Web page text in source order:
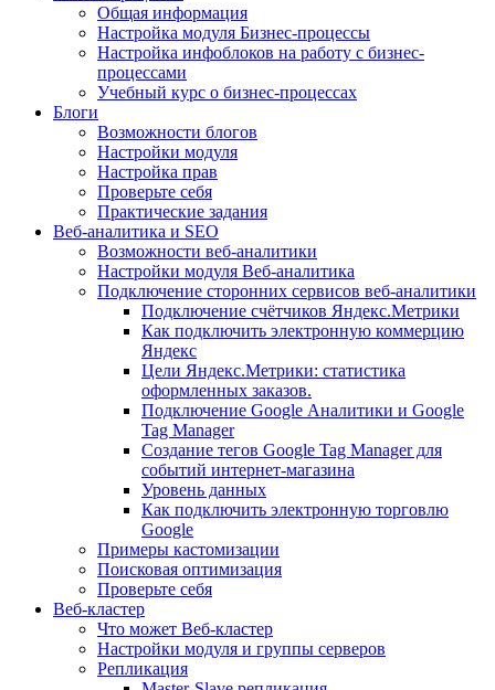
Общая информация
Настройка модуля Бизнес-процессы
Настройка инфоблоков на работу с бизнес-
процессами
Учебный курс о бизнес-процессах
Блоги
Возможности блогов
Настройки модуля
Настройка прав
Проверьте себя
Практические задания
Веб-аналитика и SEO
Возможности веб-аналитики
Настройки модуля Веб-аналитика
Подключение сторонних сервисов веб-аналитики
Подключение счётчиков Яндекс.Метрики
Как подключить электронную коммерцию
Яндекс
Цели Яндекс.Метрики: статистика
оформленных заказов.
Подключение Google Аналитики и Google
Tag Manager
Создание тегов Google Tag Manager для
событий интернет-магазина
Уровень данных
Как подключить электронную торговлю
Google
Примеры кастомизации
Поисковая оптимизация
Проверьте себя
Веб-кластер
Что может Веб-кластер
Настройки модуля и группы серверов
Репликация